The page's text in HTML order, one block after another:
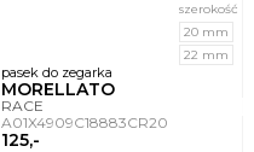
pasek do zegarka
MORELLATO
RACE
A01X4909C18883CR20
125,-
szerokość
20 mm
22 mm